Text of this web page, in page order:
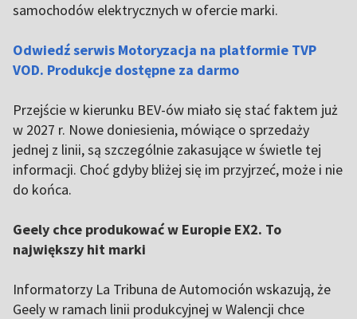
samochodów elektrycznych w ofercie marki.
Odwiedź serwis Motoryzacja na platformie TVP
VOD. Produkcje dostępne za darmo
Przejście w kierunku BEV-ów miało się stać faktem już
w 2027 r. Nowe doniesienia, mówiące o sprzedaży
jednej z linii, są szczególnie zakasujące w świetle tej
informacji. Choć gdyby bliżej się im przyjrzeć, może i nie
do końca.
Geely chce produkować w Europie EX2. To
największy hit marki
Informatorzy La Tribuna de Automoción wskazują, że
Geely w ramach linii produkcyjnej w Walencji chce